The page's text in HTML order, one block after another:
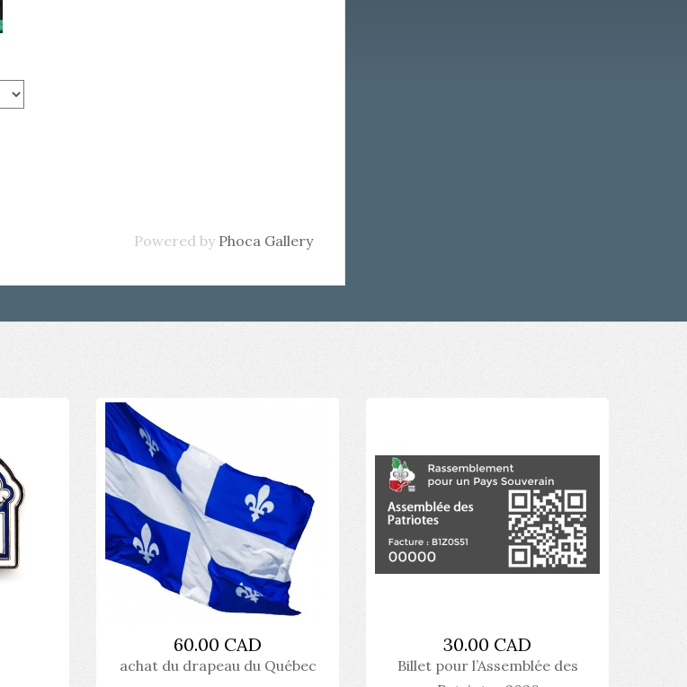
Powered by Phoca Gallery
60.00 CAD
achat du drapeau du Québec
30.00 CAD
Billet pour l’Assemblée des